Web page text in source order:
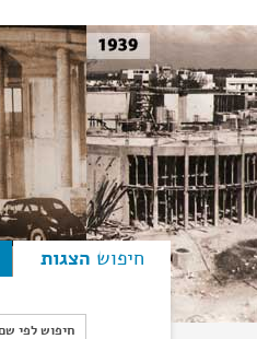
חיפוש הצגות
חיפוש לפי